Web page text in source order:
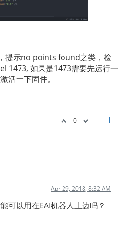
提示no points found之类，检
1473, 如果是1473需要先运行一
活一下固件。
0
Apr 29, 2018, 8:32 AM
可以用在EAI机器人上边吗？